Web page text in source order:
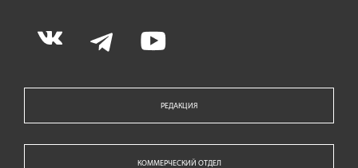
РЕДАКЦИЯ
КОММЕРЧЕСКИЙ ОТДЕЛ